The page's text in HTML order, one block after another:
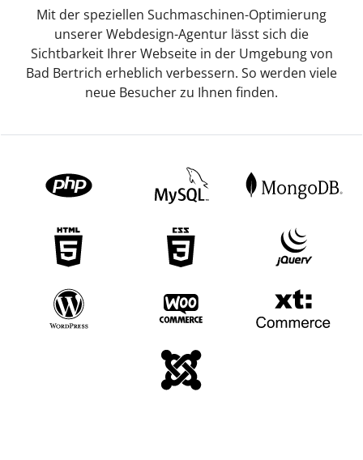
Mit der speziellen Suchmaschinen-Optimierung
unserer Webdesign-Agentur lässt sich die
Sichtbarkeit Ihrer Webseite in der Umgebung von
Bad Bertrich erheblich verbessern. So werden viele
neue Besucher zu Ihnen finden.